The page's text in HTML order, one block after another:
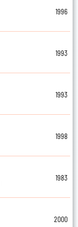
1996
1993
1993
1998
1983
2000